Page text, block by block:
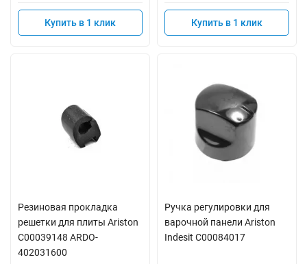
Купить в 1 клик Купить в 1 клик
Резиновая прокладка
решетки для плиты Ariston
C00039148 ARDO-
402031600
Ручка регулировки для
варочной панели Ariston
Indesit C00084017